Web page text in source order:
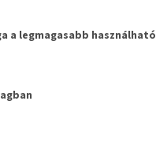
a legmagasabb használható